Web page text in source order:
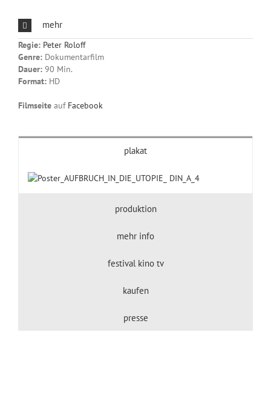
mehr
Regie: Peter Roloff
Genre: Dokumentarfilm
Dauer: 90 Min.
Format: HD
Filmseite auf Facebook
plakat
produktion
mehr info
festival kino tv
kaufen
presse